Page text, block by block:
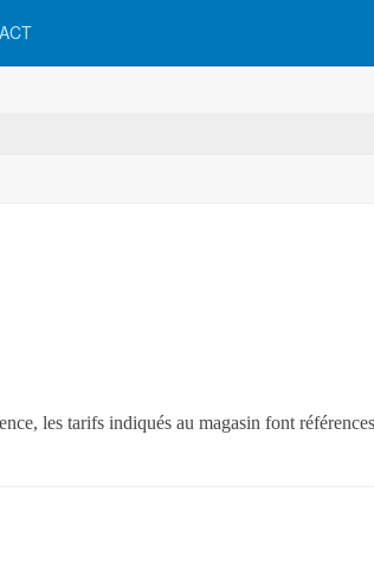
les tarifs indiqués au magasin font